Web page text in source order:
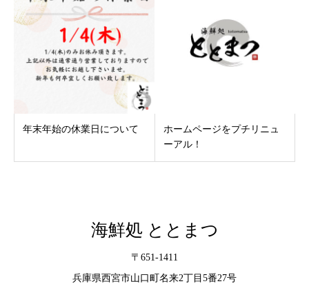
年末年始の休業日について
ホームページをプチリニュ
ーアル！
海鮮処 ととまつ
〒651-1411
兵庫県西宮市山口町名来2丁目5番27号